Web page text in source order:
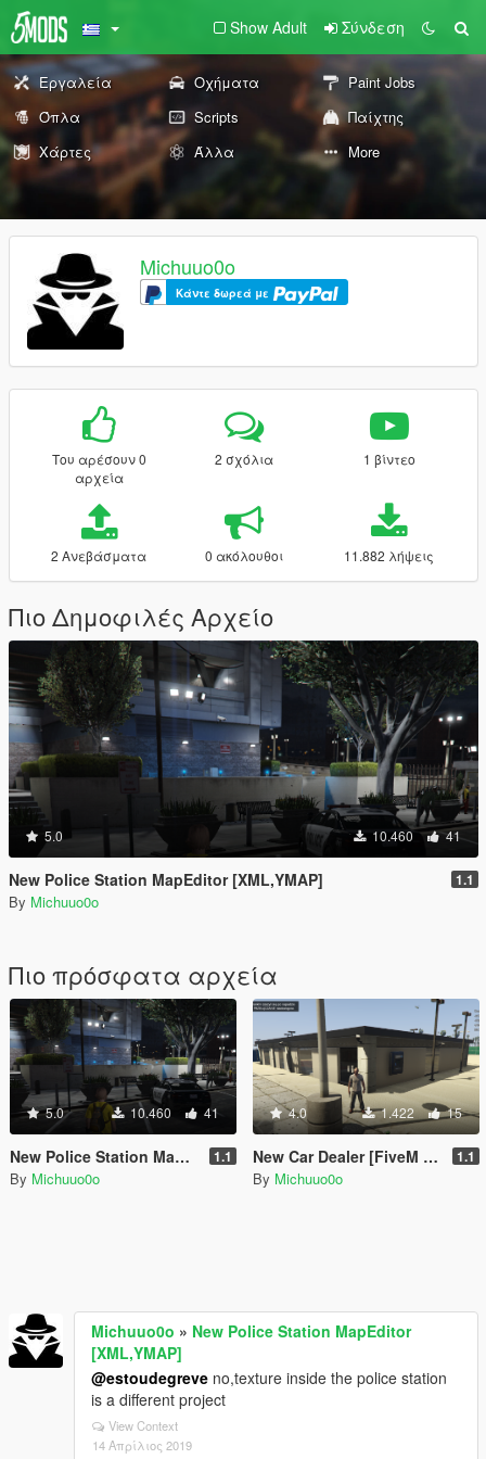
Show Adult Σύνδεση
Εργαλεία Οχήματα
Paint Jobs
Όπλα
Scripts
Παίχτης
Χάρτες
Άλλα More
Michuuo0o
Κάντε δωρεά με
Του αρέσουν 0
αρχεία
2 σχόλια 1 βίντεο
2 Ανεβάσματα 0 ακόλουθοι 11.882 λήψεις
Πιο Δημοφιλές Αρχείο
5.0 10.460 41
New Police Station MapEditor [XML,YMAP] 1.1
By Michuuo0o
Πιο πρόσφατα αρχεία
5.0 10.460 41
New Police Station MapEditor [XML,YMAP] 1.1
By Michuuo0o
4.0 1.422 15
New Car Dealer [FiveM | MapEditor] 1.1
By Michuuo0o
Michuuo0o » New Police Station MapEditor
[XML,YMAP]
@estoudegreve no,texture inside the police station
is a different project
View Context
14 Απρίλιος 2019